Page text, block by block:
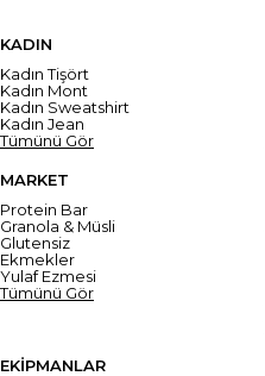
KADIN
Kadın Tişört
Kadın Mont
Kadın Sweatshirt
Kadın Jean
Tümünü Gör
MARKET
Protein Bar
Granola & Müsli
Glutensiz
Ekmekler
Yulaf Ezmesi
Tümünü Gör
EKİPMANLAR